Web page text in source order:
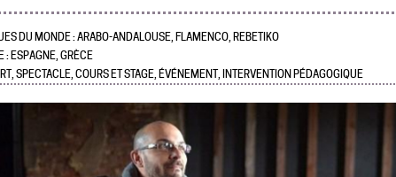
DU MONDE : ARABO-ANDALOUSE, FLAMENCO, REBETIKO
: ESPAGNE, GRÈCE
SPECTACLE, COURS ET STAGE, ÉVÉNEMENT, INTERVENTION PÉDAGOGIQUE